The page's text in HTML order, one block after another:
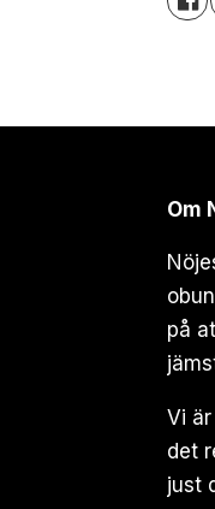
Om
på
Vi
det
just